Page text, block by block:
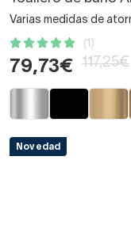
Varias medidas de
(1)
79,73€ 117,25€
Novedad